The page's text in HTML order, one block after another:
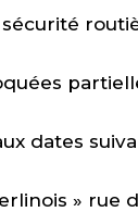
dates
» rue